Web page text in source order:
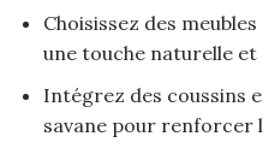
Choisissez des
une touche naturelle et
Intégrez des coussins
savane pour renforcer